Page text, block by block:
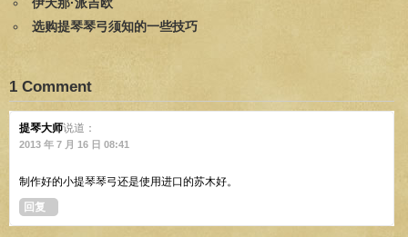
选购提琴琴弓须知的一些技巧
1 Comment
提琴大师说道：
2013 年 7 月 16 日 08:41
制作好的小提琴琴弓还是使用进口的苏木好。
回复